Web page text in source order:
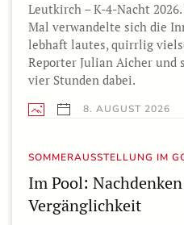
Leutkirch – K-4-Nacht
Mal verwandelte sich die
lebhaft lautes, quirrlig
Reporter Julian Aicher und
vier Stunden dabei.
8. AUGUST 2026
SOMMERAUSSTELLUNG IM
Im Pool:
Vergänglichkeit